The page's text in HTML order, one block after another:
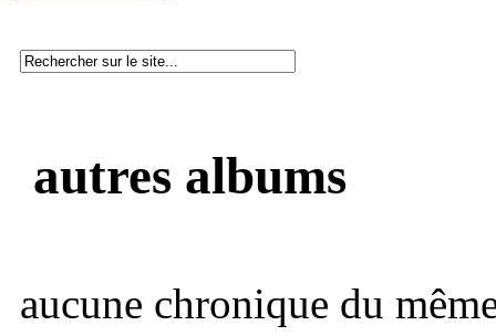
autres albums
aucune chronique du